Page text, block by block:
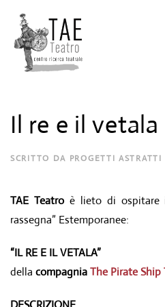
Il re e il vetala
SCRITTO DA PROGETTI ASTRATTI
TAE Teatroè lieto di ospitare
rassegna” Estemporanee:
“IL RE E IL VETALA”
della compagniaThe Pirate Ship